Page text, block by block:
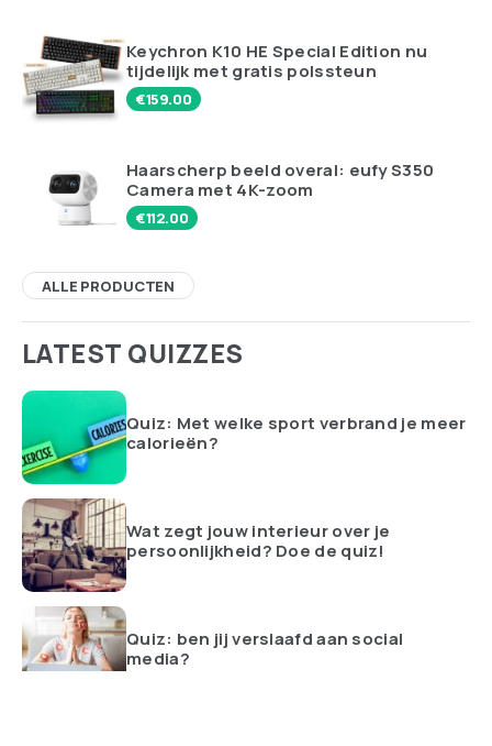
Keychron K10 HE Special Edition nu
tijdelijk met gratis polssteun
€159.00
Haarscherp beeld overal: eufy S350
Camera met 4K-zoom
€112.00
ALLE PRODUCTEN
LATEST QUIZZES
Quiz: Met welke sport verbrand je meer
calorieën?
Wat zegt jouw interieur over je
persoonlijkheid? Doe de quiz!
Quiz: ben jij verslaafd aan social
media?